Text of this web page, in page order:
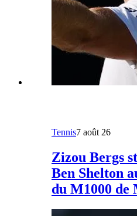
Tennis7 août 26
Zizou Bergs
Ben Shelton
du M1000 de